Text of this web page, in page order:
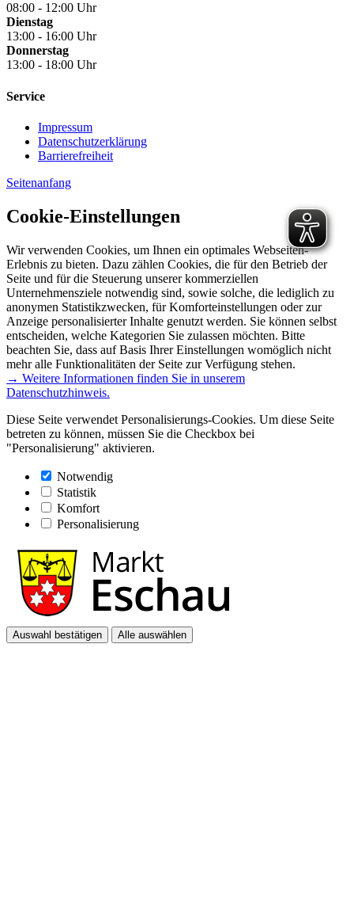
08:00 - 12:00 Uhr
Dienstag
13:00 - 16:00 Uhr
Donnerstag
13:00 - 18:00 Uhr
Service
Impressum
Datenschutzerklärung
Barrierefreiheit
Seitenanfang
Cookie-Einstellungen
Wir verwenden Cookies, um Ihnen ein optimales Webseiten-
Erlebnis zu bieten. Dazu zählen Cookies, die für den Betrieb der
Seite und für die Steuerung unserer kommerziellen
Unternehmensziele notwendig sind, sowie solche, die lediglich zu
anonymen Statistikzwecken, für Komforteinstellungen oder zur
Anzeige personalisierter Inhalte genutzt werden. Sie können selbst
entscheiden, welche Kategorien Sie zulassen möchten. Bitte
beachten Sie, dass auf Basis Ihrer Einstellungen womöglich nicht
mehr alle Funktionalitäten der Seite zur Verfügung stehen.
→ Weitere Informationen finden Sie in unserem
Datenschutzhinweis.
Diese Seite verwendet Personalisierungs-Cookies. Um diese Seite
betreten zu können, müssen Sie die Checkbox bei
"Personalisierung" aktivieren.
Notwendig
Statistik
Komfort
Personalisierung
Auswahl bestätigen Alle auswählen